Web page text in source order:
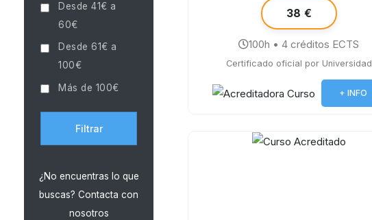
Desde 41€ a
60€
Desde 61€ a
100€
Más de 100€
Filtrar
¿No encuentras lo que
buscas? Contacta con
nosotros
38 €
100h • 4 créditos ECTS
Certificado oficial por Universidad
+ INFO